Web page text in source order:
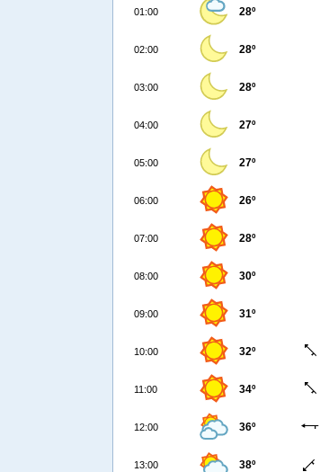
01:00 28º
02:00 28º
03:00 28º
04:00 27º
05:00 27º
06:00 26º
07:00 28º
08:00 30º
09:00 31º
10:00 32º
11:00 34º
12:00 36º
13:00 38º